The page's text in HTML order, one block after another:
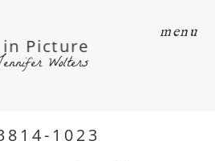
menu
Picture
Wolters
1023